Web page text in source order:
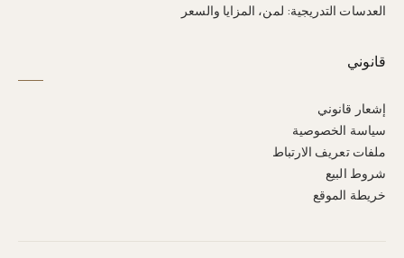
العدسات التدريجية: لمن، المزايا والسعر
قانوني
إشعار قانوني
سياسة الخصوصية
ملفات تعريف الارتباط
شروط البيع
خريطة الموقع